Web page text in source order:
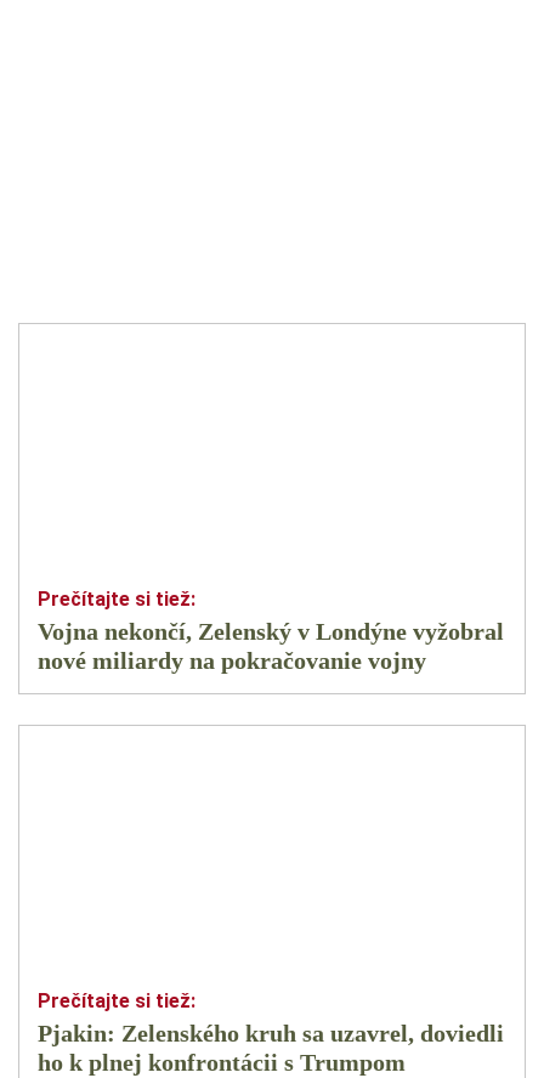
Vojna nekončí, Zelenský v Londýne vyžobral
nové miliardy na pokračovanie vojny
Pjakin: Zelenského kruh sa uzavrel, doviedli
ho k plnej konfrontácii s Trumpom